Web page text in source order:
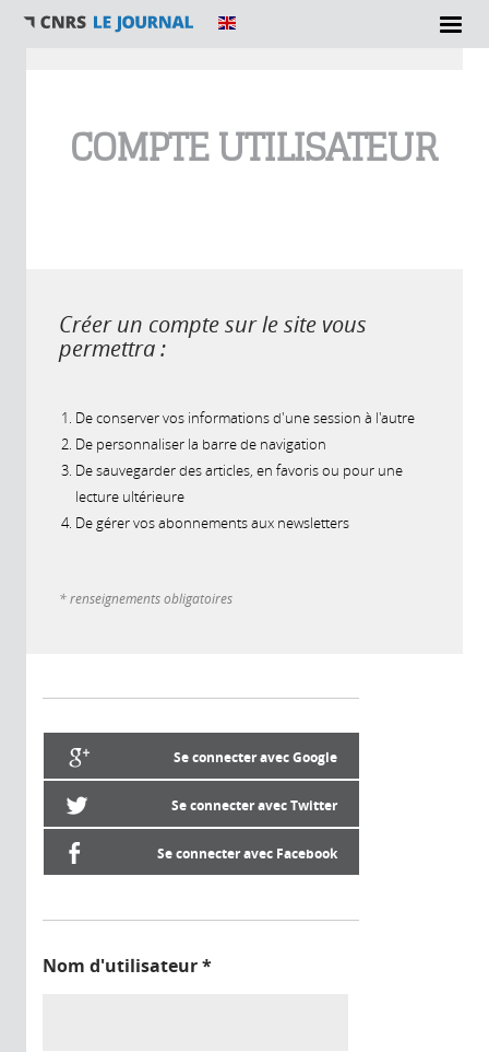
COMPTE UTILISATEUR
Créer un compte sur le site vous
permettra :
De conserver vos informations d'une session à l'autre
De personnaliser la barre de navigation
De sauvegarder des articles, en favoris ou pour une
lecture ultérieure
De gérer vos abonnements aux newsletters
* renseignements obligatoires
Se connecter avec Google
Se connecter avec Twitter
Se connecter avec Facebook
Nom d'utilisateur*